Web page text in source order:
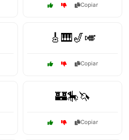
Copiar
🎸🎹🎷🎺
Copiar
🏰🎠🦄
Copiar